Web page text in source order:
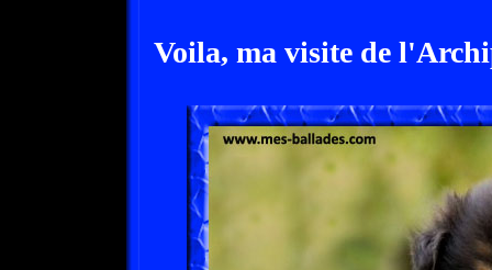
Voila, ma visite de